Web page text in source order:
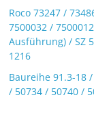
Roco 73247 /
7500032 /
Ausführung) / SZ
1216
Baureihe 91.3-18 /
/ 50734 / 50740 /